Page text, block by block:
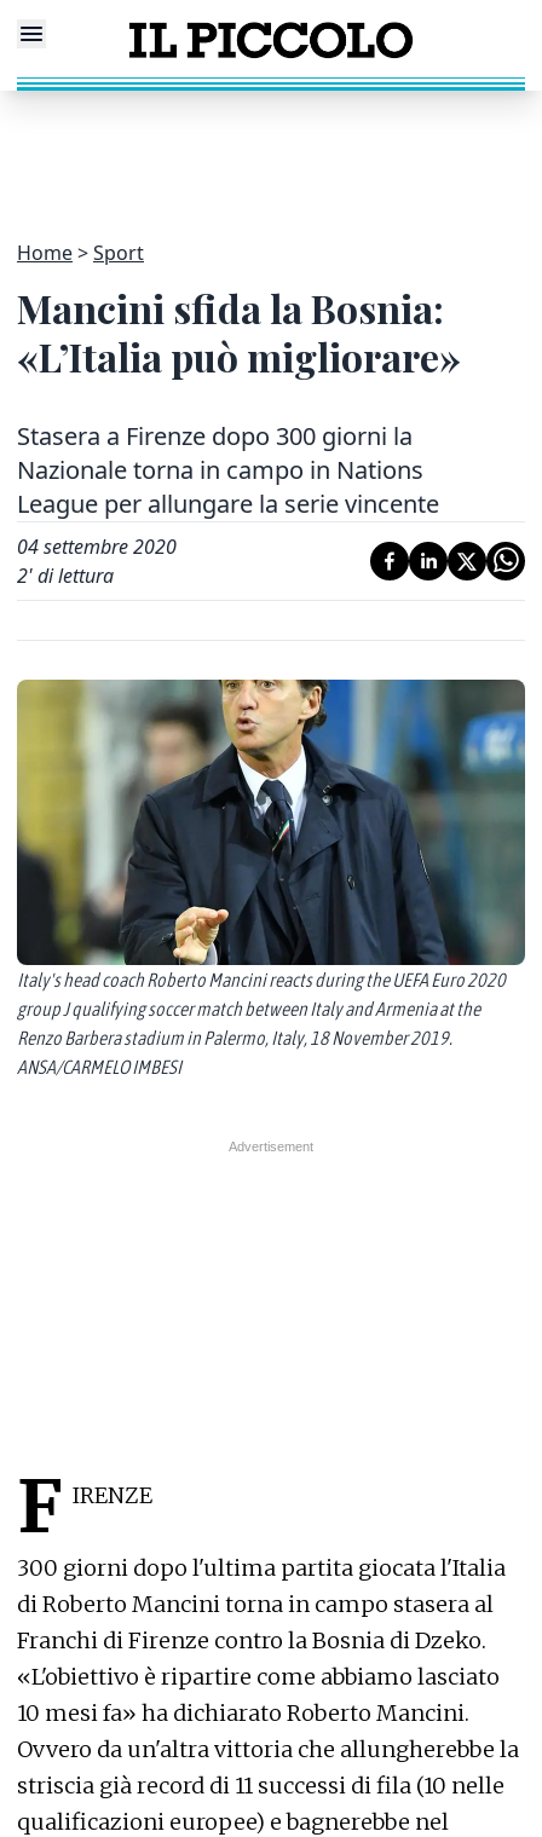
Home Sport
Mancini sfida la Bosnia:
«L’Italia può migliorare»
Stasera a Firenze dopo 300 giorni la
Nazionale torna in campo in Nations
League per allungare la serie vincente
04 settembre 2020
2' di lettura
Italy's head coach Roberto Mancini reacts during the UEFA Euro 2020
group J qualifying soccer match between Italy and Armenia at the
Renzo Barbera stadium in Palermo, Italy, 18 November 2019.
ANSA/CARMELO IMBESI
F IRENZE
300 giorni dopo l'ultima partita giocata l'Italia
di Roberto Mancini torna in campo stasera al
Franchi di Firenze contro la Bosnia di Dzeko.
«L'obiettivo è ripartire come abbiamo lasciato
10 mesi fa» ha dichiarato Roberto Mancini.
Ovvero da un'altra vittoria che allungherebbe la
striscia già record di 11 successi di fila (10 nelle
qualificazioni europee) e bagnerebbe nel